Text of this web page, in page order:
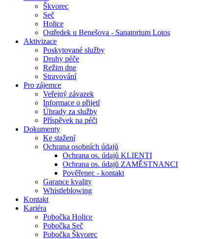
Škvorec
Seč
Holice
Ostředek u Benešova - Sanatorium Lotos
Aktivizace
Poskytované služby
Druhy péče
Režim dne
Stravování
Pro zájemce
Veřejný závazek
Informace o přijetí
Úhrady za služby
Příspěvek na péči
Dokumenty
Ke stažení
Ochrana osobních údajů
Ochrana os. údajů KLIENTI
Ochrana os. údajů ZAMĚSTNANCI
Pověřenec - kontakt
Garance kvality
Whistleblowing
Kontakt
Kariéra
Pobočka Holice
Pobočka Seč
Pobočka Škvorec